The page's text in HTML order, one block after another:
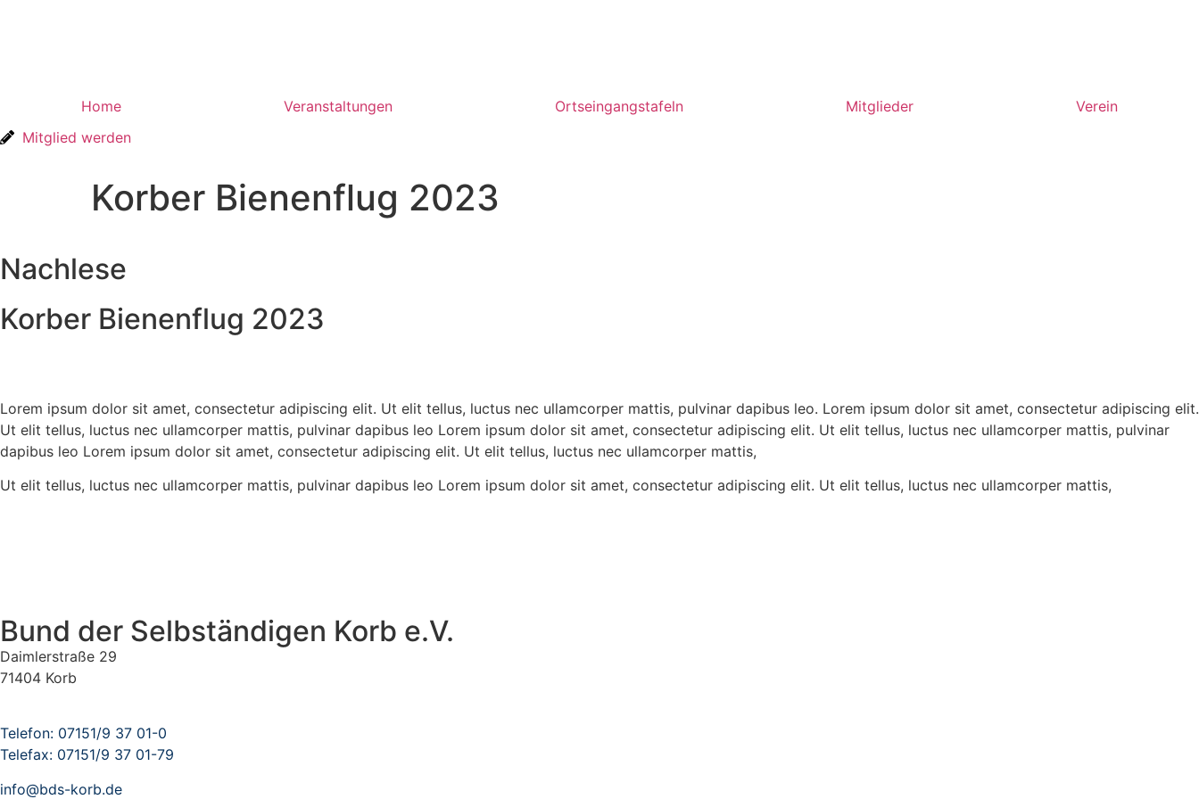
Home Veranstaltungen Ortseingangstafeln Mitglieder
Verein
Mitglied werden
Korber Bienenflug 2023
Nachlese
Korber Bienenflug 2023
Lorem ipsum dolor sit amet, consectetur adipiscing elit. Ut elit tellus, luctus nec ullamcorper mattis, pulvinar dapibus leo. Lorem ipsum dolor sit amet, consectetur adipiscing elit.
Ut elit tellus, luctus nec ullamcorper mattis, pulvinar dapibus leo Lorem ipsum dolor sit amet, consectetur adipiscing elit. Ut elit tellus, luctus nec ullamcorper mattis, pulvinar
dapibus leo Lorem ipsum dolor sit amet, consectetur adipiscing elit. Ut elit tellus, luctus nec ullamcorper mattis,
Ut elit tellus, luctus nec ullamcorper mattis, pulvinar dapibus leo Lorem ipsum dolor sit amet, consectetur adipiscing elit. Ut elit tellus, luctus nec ullamcorper mattis,
Bund der Selbständigen Korb e.V.
Daimlerstraße 29
71404 Korb
Telefon: 07151/9 37 01-0
Telefax: 07151/9 37 01-79
info@bds-korb.de